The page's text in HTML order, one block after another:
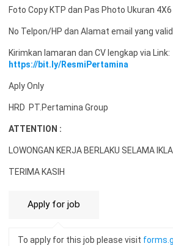
Foto Copy KTP dan Pas Photo Ukuran
No Telpon/HP dan Alamat email yang valid
Kirimkan lamaran dan CV lengkap via Link:
https://bit.ly/ResmiPertamina
Aply Only
HRD PT.Pertamina Group
ATTENTION :
LOWONGAN KERJA BERLAKU SELAMA
TERIMA KASIH
To apply for this job please visit